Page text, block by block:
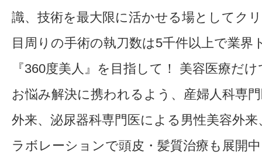
識、技術を最大限に活かせる場としてク
目周りの手術の執刀数は5千件以上で業界
『360度美人』を目指して！ 美容医療だ
お悩み解決に携われるよう、産婦人科専
外来、泌尿器科専門医による男性美容外
ラボレーションで頭皮・髪質治療も展開